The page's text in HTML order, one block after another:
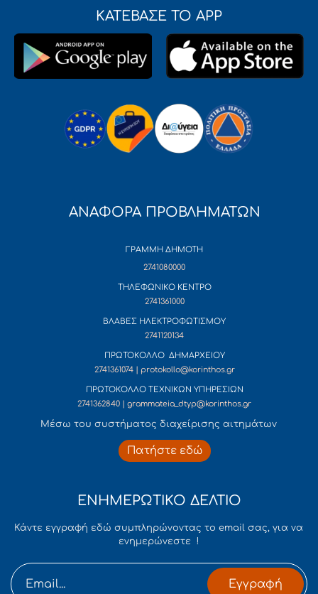
ΚΑΤΕΒΑΣΕ ΤΟ APP
ΑΝΑΦΟΡΑ ΠΡΟΒΛΗΜΑΤΩΝ
ΓΡΑΜΜΗ ΔΗΜΟΤΗ
2741080000
ΤΗΛΕΦΩΝΙΚΟ ΚΕΝΤΡΟ
2741361000
ΒΛΑΒΕΣ ΗΛΕΚΤΡΟΦΩΤΙΣΜΟΥ
2741120134
ΠΡΩΤΟΚΟΛΛΟ ΔΗΜΑΡΧΕΙΟΥ
2741361074 | protokollo@korinthos.gr
ΠΡΩΤΟΚΟΛΛΟ ΤΕΧΝΙΚΩΝ ΥΠΗΡΕΣΙΩΝ
2741362840 | grammateia_dtyp@korinthos.gr
Mέσω του συστήματος διαχείρισης αιτημάτων
Πατήστε εδώ
ΕΝΗΜΕΡΩΤΙΚΟ ΔΕΛΤΙΟ
Κάντε εγγραφή εδώ συμπληρώνοντας το email σας, για να
ενημερώνεστε !
Εγγραφή